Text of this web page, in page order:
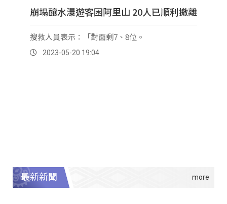
崩塌釀水瀑遊客困阿里山 20人已順利撤離
搜救人員表示：「對面剩7、8位。
2023-05-20 19:04
最新新聞